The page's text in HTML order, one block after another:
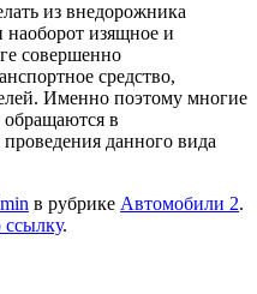
из внедорожника
изящное и
совершенно
средство,
Именно поэтому многие
обращаются в
данного вида
в рубрике Автомобили 2.
.